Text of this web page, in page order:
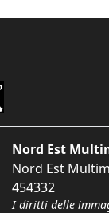
Nord Est
Nord Est
454332
I diritti delle